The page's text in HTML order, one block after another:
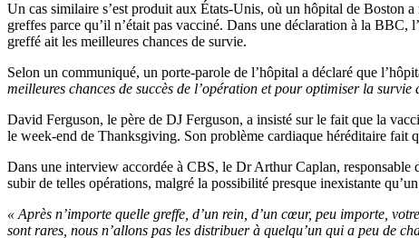
Un cas similaire s’est produit aux États-Unis, où un hôpital de Boston
greffes parce qu’il n’était pas vacciné. Dans une déclaration à la
greffé ait les meilleures chances de survie.
Selon un communiqué, un porte-parole de l’hôpital a déclaré que
meilleures chances de succès de l’opération et pour optimiser la
David Ferguson, le père de DJ Ferguson, a insisté sur le fait que la
le week-end de Thanksgiving. Son problème cardiaque héréditaire fait
Dans une interview accordée à CBS, le Dr Arthur Caplan, responsable
subir de telles opérations, malgré la possibilité presque inexistante
« Après n’importe quelle greffe, d’un rein, d’un cœur, peu importe,
sont rares, nous n’allons pas les distribuer à quelqu’un qui a peu de